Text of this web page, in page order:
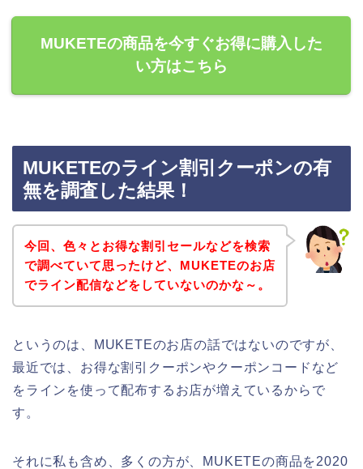
MUKETEの商品を今すぐお得に購入した
い方はこちら
MUKETEのライン割引クーポンの有
無を調査した結果！
今回、色々とお得な割引セールなどを検索
で調べていて思ったけど、MUKETEのお店
でライン配信などをしていないのかな～。
というのは、MUKETEのお店の話ではないのですが、
最近では、お得な割引クーポンやクーポンコードなど
をラインを使って配布するお店が増えているからで
す。
それに私も含め、多くの方が、MUKETEの商品を2020